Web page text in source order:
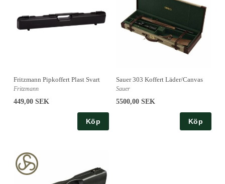
Fritzmann Pipkoffert Plast Svart
Fritzmann
449,00 SEK
Köp
Sauer 303 Koffert Läder/Canvas
Sauer
5500,00 SEK
Köp